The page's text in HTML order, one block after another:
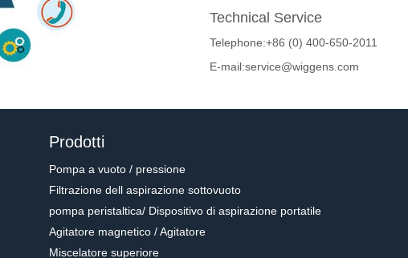
Technical Service
Telephone:+86 (0) 400-650-2011
E-mail:service@wiggens.com
Prodotti
Pompa a vuoto / pressione
Filtrazione dell aspirazione sottovuoto
pompa peristaltica/ Dispositivo di aspirazione portatile
Agitatore magnetico / Agitatore
Miscelatore superiore